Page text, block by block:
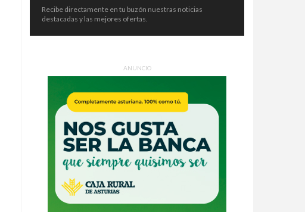
Recibe directamente en tu buzón nuestras noticias
destacadas y las mejores ofertas.
ANUNCIO